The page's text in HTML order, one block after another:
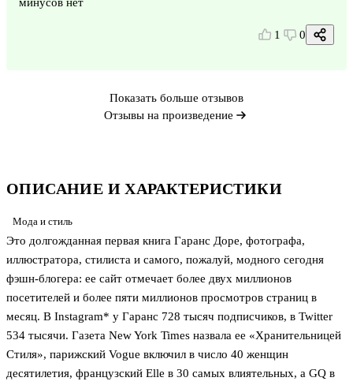
ОПИСАНИЕ И ХАРАКТЕРИСТИКИ
Мода и стиль
Это долгожданная первая книга Гаранс Доре, фотографа,
иллюстратора, стилиста и самого, пожалуй, модного сегодня
фэшн-блогера: ее сайт отмечает более двух миллионов
посетителей и более пяти миллионов просмотров страниц в
месяц. В Instagram* у Гаранс 728 тысяч подписчиков, в Twitter
534 тысячи. Газета New York Times назвала ее «Хранительницей
Стиля», парижский Vogue включил в число 40 женщин
десятилетия, французский Elle в 30 самых влиятельных, а GQ в
1 0
Показать больше отзывов
Отзывы на произведение